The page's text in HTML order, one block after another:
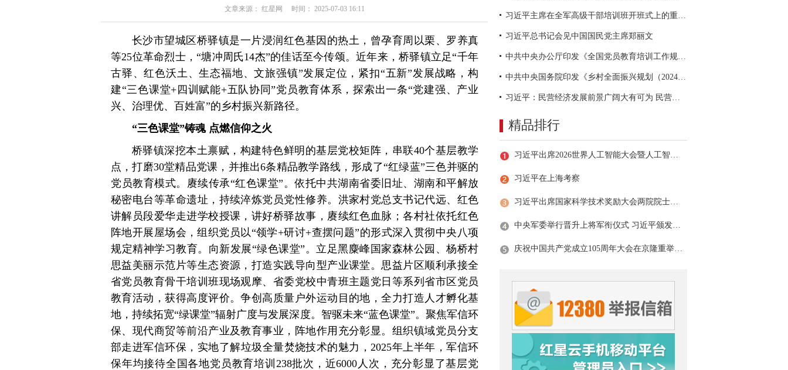
文章来源： 红星网 时间： 2025-07-03 16:11
长沙市望城区桥驿镇是一片浸润红色基因的热土，曾孕育周以栗、罗养真
等25位革命烈士，“塘冲周氏14杰”的佳话至今传颂。近年来，桥驿镇立足“千年
古驿、红色沃土、生态福地、文旅强镇”发展定位，紧扣“五新”发展战略，构
建“三色课堂+四训赋能+五队协同”党员教育体系，探索出一条“党建强、产业
兴、治理优、百姓富”的乡村振兴新路径。
“三色课堂”铸魂 点燃信仰之火
桥驿镇深挖本土禀赋，构建特色鲜明的基层党校矩阵，串联40个基层教学
点，打磨30堂精品党课，并推出6条精品教学路线，形成了“红绿蓝”三色并驱的
党员教育模式。赓续传承“红色课堂”。依托中共湖南省委旧址、湖南和平解放
秘密电台等革命遗址，持续淬炼党员党性修养。洪家村党总支书记代远、红色
讲解员段爱华走进学校授课，讲好桥驿故事，赓续红色血脉；各村社依托红色
阵地开展屋场会，组织党员以“领学+研讨+查摆问题”的形式深入贯彻中央八项
规定精神学习教育。向新发展“绿色课堂”。立足黑麋峰国家森林公园、杨桥村
思益美丽示范片等生态资源，打造实践导向型产业课堂。思益片区顺利承接全
省党员教育骨干培训班现场观摩、省委党校中青班主题党日等系列省市区党员
教育活动，获得高度评价。争创高质量户外运动目的地，全力打造人才孵化基
地，持续拓宽“绿课堂”辐射广度与发展深度。智驱未来“蓝色课堂”。聚焦军信环
保、现代商贸等前沿产业及教育事业，阵地作用充分彰显。组织镇域党员分支
部走进军信环保，实地了解垃圾全量焚烧技术的魅力，2025年上半年，军信环
保年均接待全国各地党员教育培训238批次，近6000人次，充分彰显了基层党
习近平主席在全军高级干部培训班开班式上的重要讲话引领全军开展思想整风、深化政治整训
习近平总书记会见中国国民党主席郑丽文
中共中央办公厅印发《全国党员教育培训工作规划（2024－2028年）》
中共中央国务院印发《乡村全面振兴规划（2024—2027年）》
习近平：民营经济发展前景广阔大有可为 民营企业和民营企业家大显身手正当其时
精品排行
习近平出席2026世界人工智能大会暨人工智能全球治理高级别会议开幕式并发表主旨讲话
习近平在上海考察
习近平出席国家科学技术奖励大会两院院士大会中国科协第十一次全国代表大会并发表重要讲话
中央军委举行晋升上将军衔仪式 习近平颁发命令状并向晋衔的军官表示祝贺
庆祝中国共产党成立105周年大会在京隆重举行 习近平发表重要讲话